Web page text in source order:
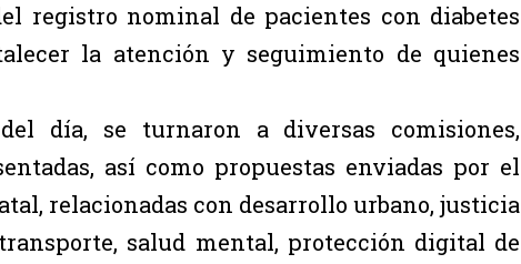
registro nominal de pacientes con diabetes
la atención y seguimiento de quienes
día, se turnaron a diversas comisiones,
así como propuestas enviadas por el
relacionadas con desarrollo urbano, justicia
salud mental, protección digital de